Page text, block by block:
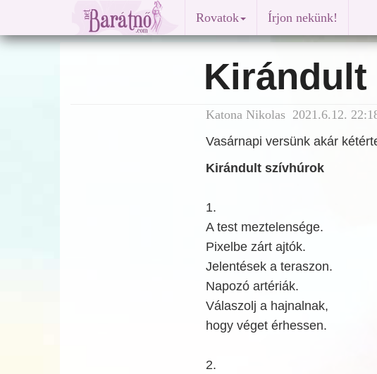
Rovatok Írjon nekünk!
Katona Nikolas 2021.6.12.
Vasárnapi versünk akár
Kirándult szívhúrok
1.
A test meztelensége.
Pixelbe zárt ajtók.
Jelentések a teraszon.
Napozó artériák.
Válaszolj a hajnalnak,
hogy véget érhessen.
2.